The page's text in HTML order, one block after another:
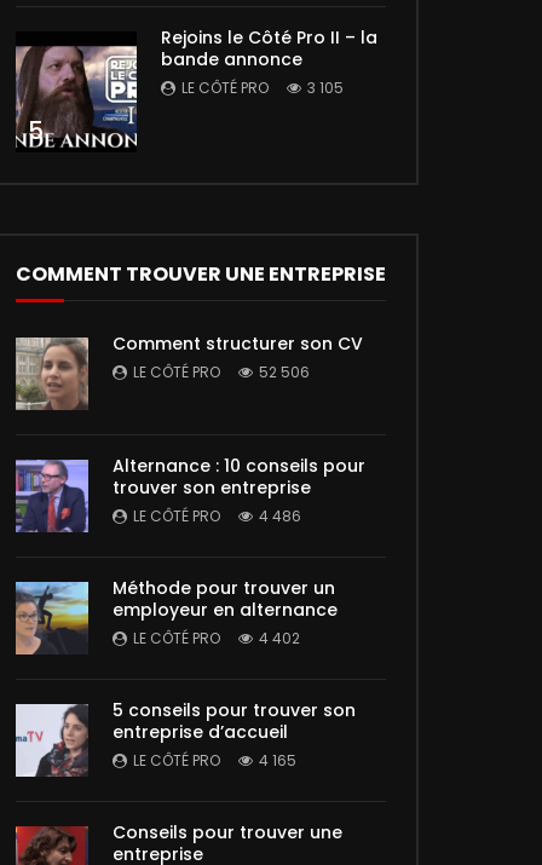
5
Rejoins le Côté Pro II – la
bande annonce
LE CÔTÉ PRO 3 105
COMMENT TROUVER UNE ENTREPRISE
Comment structurer son CV
LE CÔTÉ PRO 52 506
Alternance : 10 conseils pour
trouver son entreprise
LE CÔTÉ PRO 4 486
Méthode pour trouver un
employeur en alternance
LE CÔTÉ PRO 4 402
5 conseils pour trouver son
entreprise d’accueil
LE CÔTÉ PRO 4 165
Conseils pour trouver une
entreprise